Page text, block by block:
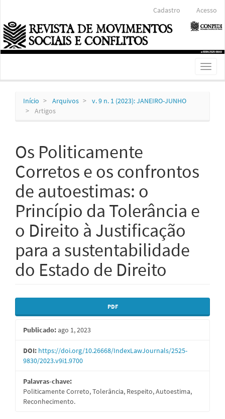
Conteúdo
principal
Barra
Lateral
Cadastro Acesso
Toggle
Início Arquivos
v. 9 n. 1 (2023): JANEIRO-JUNHO
Artigos
Os Politicamente
Corretos e os confrontos
de autoestimas: o
Princípio da Tolerância e
o Direito à Justificação
para a sustentabilidade
do Estado de Direito
Barra
lateral
de
artigos
PDF
Publicado:ago 1, 2023
DOI: https://doi.org/10.26668/IndexLawJournals/2525-
9830/2023.v9i1.9700
Palavras-chave:
Politicamente Correto, Tolerância, Respeito, Autoestima,
Reconhecimento.